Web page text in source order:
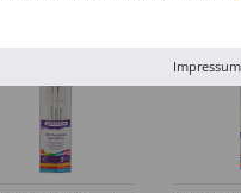
Impressum